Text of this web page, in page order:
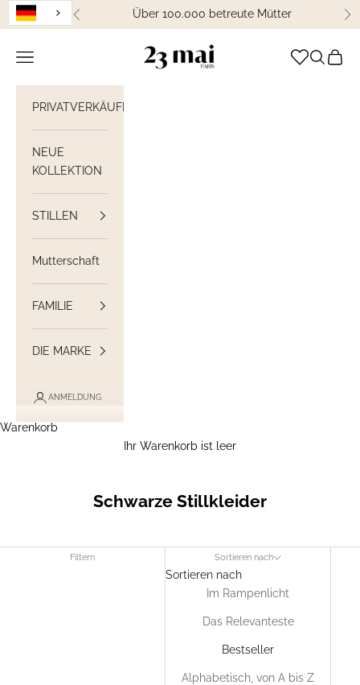
Weiter zum Inhalt
Zurück Über 100.000 betreute Mütter
23 Mai Paris
Navigation öffnen Suche
PRIVATVERKÄUFE
NEUE
KOLLEKTION
STILLEN
Mutterschaft
FAMILIE
DIE MARKE
ANMELDUNG
Warenkorb
Ihr Warenkorb ist leer
Schwarze Stillkleider
Filtern Sortieren nach
Sortieren nach
Im Rampenlicht
Das Relevanteste
Bestseller
Alphabetisch, von A bis Z